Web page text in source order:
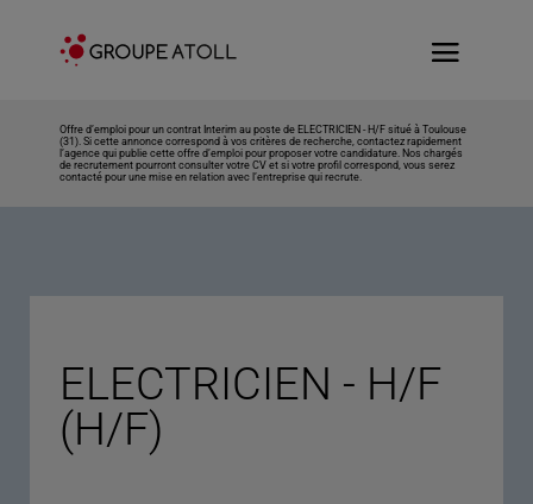
Offre d’emploi pour un contrat Interim au poste de ELECTRICIEN - H/F situé à Toulouse
(31). Si cette annonce correspond à vos critères de recherche, contactez rapidement
l’agence qui publie cette offre d’emploi pour proposer votre candidature. Nos chargés
de recrutement pourront consulter votre CV et si votre profil correspond, vous serez
contacté pour une mise en relation avec l’entreprise qui recrute.
ELECTRICIEN - H/F
(H/F)